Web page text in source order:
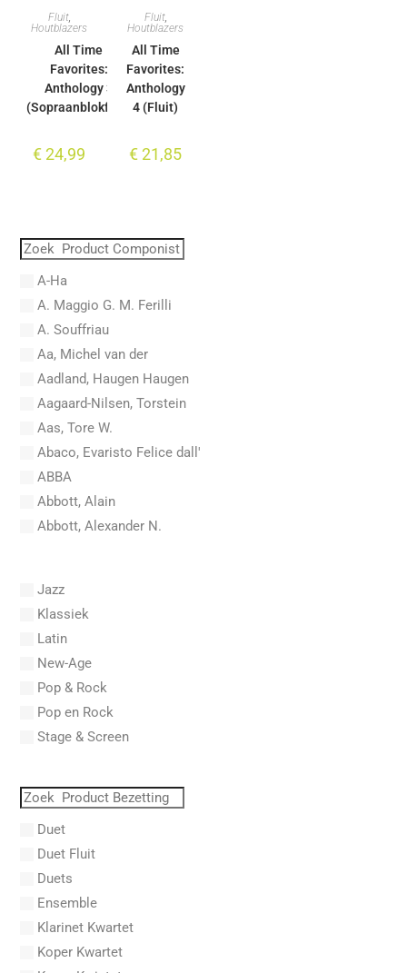
Fluit,
Houtblazers
All Time
Favorites:
Anthology 3
(Sopraanblokfluit)
€24,99
Fluit,
Houtblazers
All Time
Favorites:
Anthology
4 (Fluit)
€21,85
A-Ha
A. Maggio G. M. Ferilli
A. Souffriau
Aa, Michel van der
Aadland, Haugen Haugen
Aagaard-Nilsen, Torstein
Aas, Tore W.
Abaco, Evaristo Felice dall'
ABBA
Abbott, Alain
Abbott, Alexander N.
Abel, Lex
Aberg, Johan Ludvig
Aboucaya, Christian
Aboulker, Isabelle
Abraham, Paul
Abrams, Lester
Abreu, Zequinha
Absil, Jean
Abt, Franz Wilhelm
AC/DC
Achleitner, Rudolf
Acker, Dieter
Acosta, Omar
Adam Gorb
Adam, Adolphe Charles
Jazz
Klassiek
Latin
New-Age
Pop & Rock
Pop en Rock
Stage & Screen
Duet
Duet Fluit
Duets
Ensemble
Klarinet Kwartet
Koper Kwartet